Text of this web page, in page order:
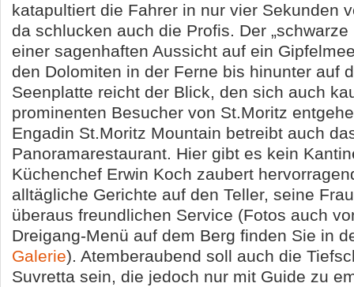
katapultiert die Fahrer in nur vier Sekunden
da schlucken auch die Profis. Der „schwarze
einer sagenhaften Aussicht auf ein
den Dolomiten in der Ferne bis hinunter auf
Seenplatte reicht der Blick, den sich auch
prominenten Besucher von St.Moritz
Engadin St.Moritz Mountain betreibt auch
Panoramarestaurant. Hier gibt es kein
Küchenchef Erwin Koch zaubert
alltägliche Gerichte auf den Teller, seine
überaus freundlichen Service (Fotos auch
Dreigang-Menü auf dem Berg finden Sie in
Galerie). Atemberaubend soll auch die
Suvretta sein, die jedoch nur mit Guide zu